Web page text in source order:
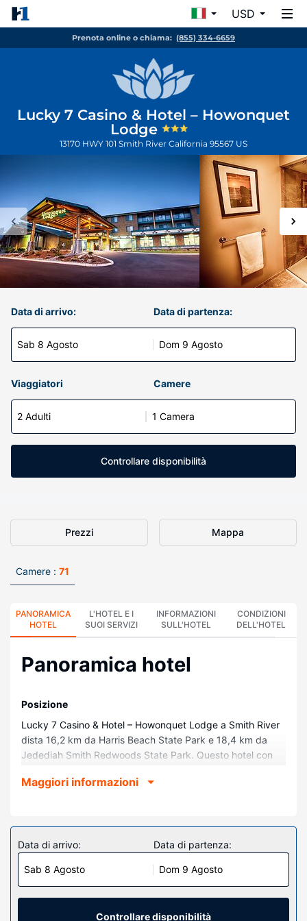
USD
Prenota online o chiama: (855) 334-6659
Lucky 7 Casino & Hotel – Howonquet
Lodge
13170 HWY 101 Smith River California 95567 US
Data di arrivo:
Sab 8 Agosto
Data di partenza:
Dom 9 Agosto
Viaggiatori Camere
2 Adulti 1 Camera
Controllare disponibilità
Prezzi Mappa
Camere : 71
PANORAMICA
HOTEL
L'HOTEL E I
SUOI SERVIZI
INFORMAZIONI
SULL'HOTEL
CONDIZIONI
DELL'HOTEL
Panoramica hotel
Posizione
Lucky 7 Casino & Hotel – Howonquet Lodge a Smith River
dista 16,2 km da Harris Beach State Park e 18,4 km da
Jedediah Smith Redwoods State Park. Questo hotel con
Trail e 28,2 km da Samuel H. Boardman State Park.
Rilassati in una delle 71 camere con aria condizionata della
struttura, complete di frigorifero e TV a schermo piatto. Il
Wi-Fi gratuito ti consente di restare in contatto con il
mondo, mentre la TV con canali via satellite è l'ideale per
concedersi un po' di svago. I comfort includono casseforti
e scrivanie, mentre le pulizie sono eseguite tutti i giorni.
Maggiori informazioni
Data di arrivo:
Sab 8 Agosto
Data di partenza:
Dom 9 Agosto
Controllare disponibilità